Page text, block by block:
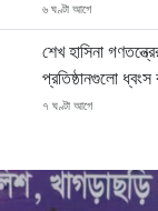
৬ ঘণ্টা আগে
শেখ হাসিনা
প্রতিষ্ঠানগুলো
৭ ঘণ্টা আগে
স্কুলে আরও ৭
৭ ঘণ্টা আগে